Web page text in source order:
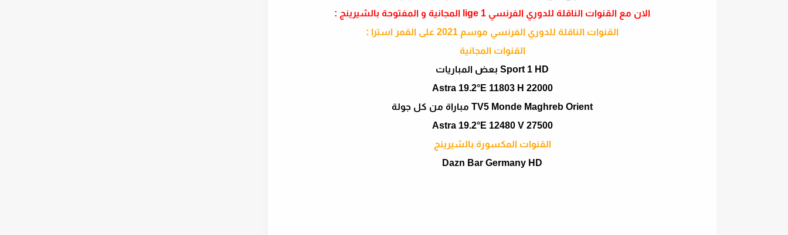
الان مع القنوات الناقلة للدوري الفرنسي lige 1 المجانية و المفتوحة بالشيرينج :
القنوات الناقلة للدوري الفرنسي موسم 2021 على القمر استرا :
القنوات المجانية
Sport 1 HD بعض المباريات
Astra 19.2°E 11803 H 22000
TV5 Monde Maghreb Orient مباراة من كل جولة
Astra 19.2°E 12480 V 27500
القنوات المكسورة بالشيرينج
Dazn Bar Germany HD